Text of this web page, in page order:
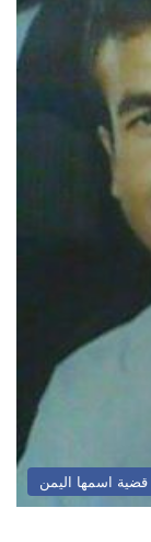
قضية اسمها اليمن